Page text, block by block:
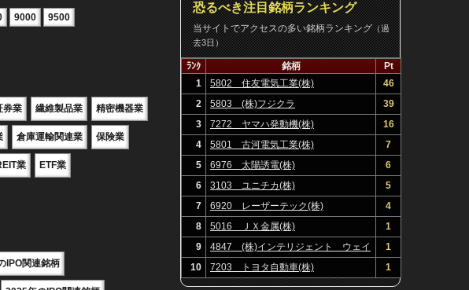
9000 9500
券業 繊維製品業 精密機器業
倉庫運輸関連業 保険業
業 ETF業
IPO関連銘柄
恐るべき注目銘柄ランキング
当サイトでアクセスの多い銘柄ランキング（過
去3日）
ﾗﾝｸ 銘柄
Pt
1
5802 住友電気工業(株)
46
2
5803 (株)フジクラ
39
3
7272 ヤマハ発動機(株)
16
4
5801 古河電気工業(株)
7
5
6976 太陽誘電(株)
6
6
3103 ユニチカ(株)
5
7
6920 レーザーテック(株)
4
8
5016 ＪＸ金属(株)
1
9
4847 (株)インテリジェント ウェイ
ブ
1
10
7203 トヨタ自動車(株) 1